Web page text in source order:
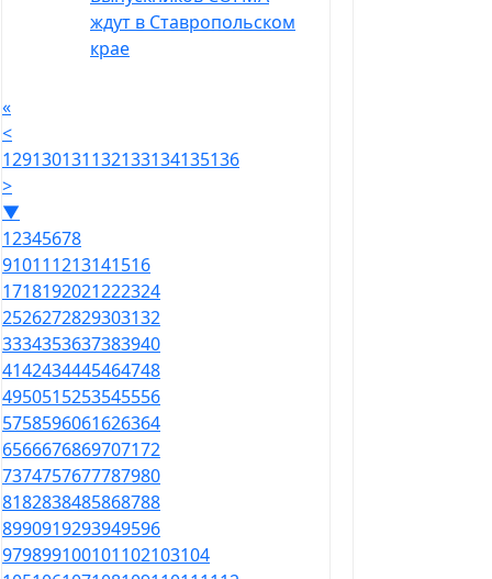
ждут в Ставропольском
крае
«
<
129130131132133134135136
>
▼
12345678
910111213141516
1718192021222324
2526272829303132
3334353637383940
4142434445464748
4950515253545556
5758596061626364
6566676869707172
7374757677787980
8182838485868788
8990919293949596
979899100101102103104